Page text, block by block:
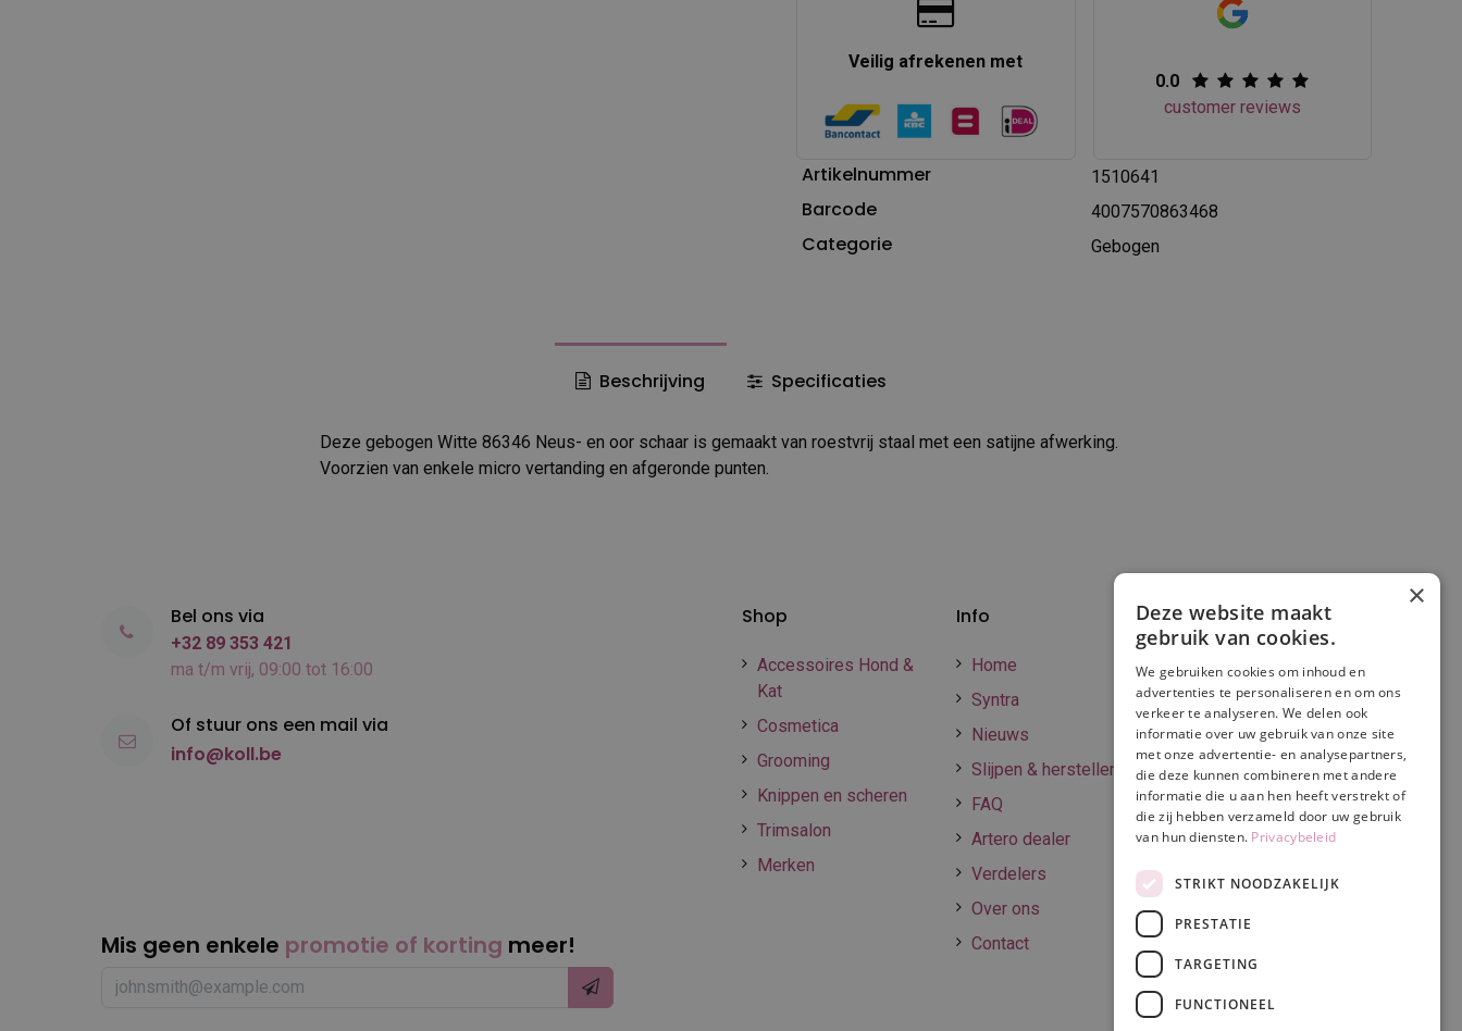
Veilig afrekenen met
0.0
customer reviews
Artikelnummer 1510641
Barcode 4007570863468
Categorie Gebogen
Beschrijving Specificaties
Deze gebogen Witte 86346 Neus- en oor schaar is gemaakt van roestvrij staal met een satijne afwerking.
Voorzien van enkele micro vertanding en afgeronde punten.
Info
Home
Syntra
Nieuws
Slijpen & herstellen
FAQ
Artero dealer
Verdelers
Over ons
Contact
Shop
Accessoires Hond &
Kat
Cosmetica
Grooming
Knippen en scheren
Trimsalon
Merken
Verzenden en
betalen
Online betalen
Retourneren
Algemene
voorwaarden
Privacy & Cookie
policy
Disclaimer
Mis geen enkele promotie of korting meer!
Bel ons via
+32 89 353 421
ma t/m vrij, 09:00 tot 16:00
Of stuur ons een mail via
info@koll.be
×
Deze website maakt
gebruik van cookies.
We gebruiken cookies om inhoud en
advertenties te personaliseren en om ons
verkeer te analyseren. We delen ook
informatie over uw gebruik van onze site
met onze advertentie- en analysepartners,
die deze kunnen combineren met andere
informatie die u aan hen heeft verstrekt of
die zij hebben verzameld door uw gebruik
van hun diensten. Privacybeleid
STRIKT NOODZAKELIJK
PRESTATIE
TARGETING
FUNCTIONEEL